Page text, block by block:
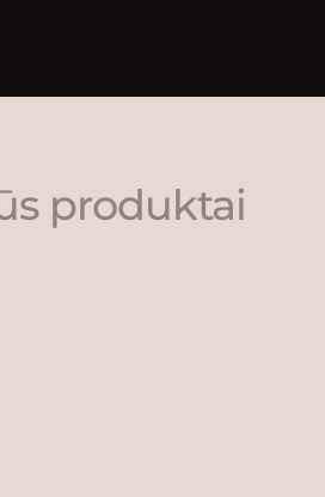
produktai